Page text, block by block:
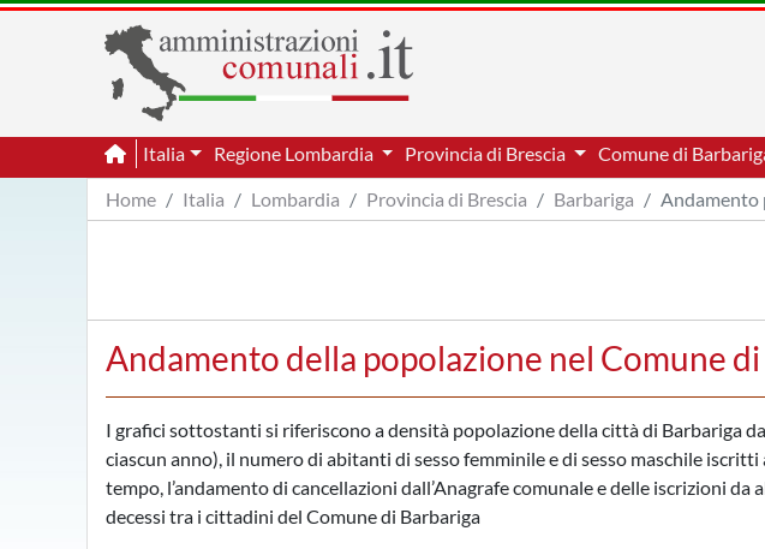
Italia Regione Lombardia Provincia di Brescia Comune di
Home
Italia Lombardia Provincia di Brescia Barbariga Andamento
Andamento della popolazione nel Comune
I grafici sottostanti si riferiscono a densità popolazione della città di Barbariga
ciascun anno), il numero di abitanti di sesso femminile e di sesso maschile iscritti
tempo, l’andamento di cancellazioni dall’Anagrafe comunale e delle iscrizioni
decessi tra i cittadini del Comune di Barbariga